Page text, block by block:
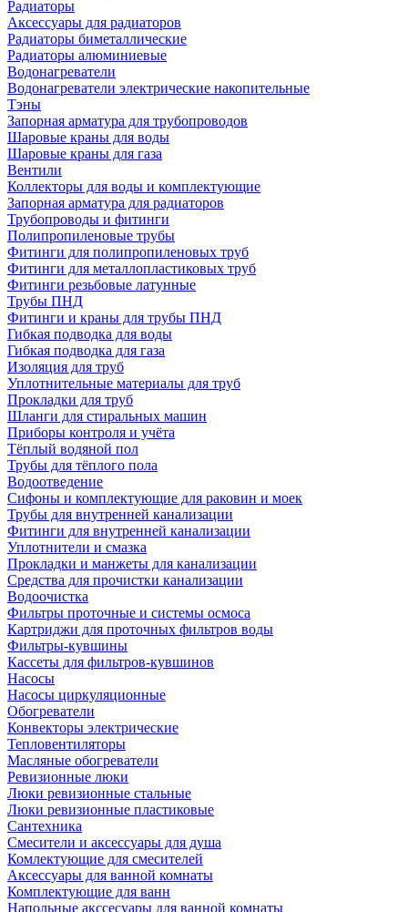
Радиаторы
Аксессуары для радиаторов
Радиаторы биметаллические
Радиаторы алюминиевые
Водонагреватели
Водонагреватели электрические накопительные
Тэны
Запорная арматура для трубопроводов
Шаровые краны для воды
Шаровые краны для газа
Вентили
Коллекторы для воды и комплектующие
Запорная арматура для радиаторов
Трубопроводы и фитинги
Полипропиленовые трубы
Фитинги для полипропиленовых труб
Фитинги для металлопластиковых труб
Фитинги резьбовые латунные
Трубы ПНД
Фитинги и краны для трубы ПНД
Гибкая подводка для воды
Гибкая подводка для газа
Изоляция для труб
Уплотнительные материалы для труб
Прокладки для труб
Шланги для стиральных машин
Приборы контроля и учёта
Тёплый водяной пол
Трубы для тёплого пола
Водоотведение
Сифоны и комплектующие для раковин и моек
Трубы для внутренней канализации
Фитинги для внутренней канализации
Уплотнители и смазка
Прокладки и манжеты для канализации
Средства для прочистки канализации
Водоочистка
Фильтры проточные и системы осмоса
Картриджи для проточных фильтров воды
Фильтры-кувшины
Кассеты для фильтров-кувшинов
Насосы
Насосы циркуляционные
Обогреватели
Конвекторы электрические
Тепловентиляторы
Масляные обогреватели
Ревизионные люки
Люки ревизионные стальные
Люки ревизионные пластиковые
Сантехника
Смесители и аксессуары для душа
Комлектующие для смесителей
Аксессуары для ванной комнаты
Комплектующие для ванн
Напольные акссесуары для ванной комнаты